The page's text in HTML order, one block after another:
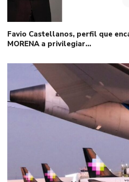
Favio Castellanos, perfil que
MORENA a privilegiar…